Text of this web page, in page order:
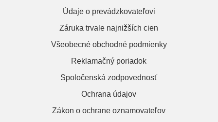
Údaje o prevádzkovateľovi
Záruka trvale najnižších cien
Všeobecné obchodné podmienky
Reklamačný poriadok
Spoločenská zodpovednosť
Ochrana údajov
Zákon o ochrane oznamovateľov